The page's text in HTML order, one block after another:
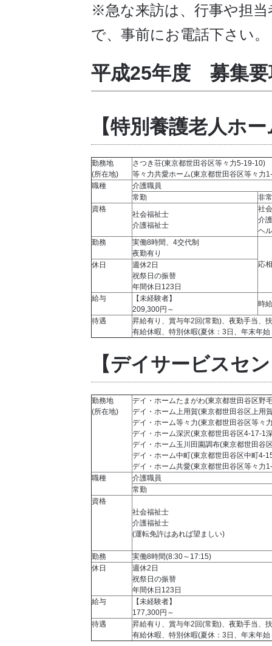
※急な来訪は、行事や担
で、事前にお電話下さい。
平成25年度 募集要
【特別養護老人ホ
勤務地
(所在地)
さつき荘(東京都世田谷区等々力5-19-10)
等々力共愛ホーム(東京都世田谷区等々力
職種
介護職員
常勤
非
資格
社会福祉士
介護福祉士
社
介
ヘ
勤務
実働8時間、4交代制
夜勤有り
応
休日
週休2日
祝祭日の振替
年間休日123日
給与
【未経験者】
209,300円～
時
待遇
昇給有り、賞与年2回(常勤)、夜勤手当、
有給休暇、特別休暇(夏休：3日、年末年
【デイサービスセ
勤務地
(所在地)
デイ・ホームたまがわ(東京都世田谷区野
デイ・ホーム上用賀(東京都世田谷区上用
デイ・ホーム等々力(東京都世田谷区等々
デイ・ホーム深沢(東京都世田谷区4-17-1
デイ・ホーム玉川田園調布(東京都世田谷
デイ・ホーム中町(東京都世田谷区中町4-
デイ・ホーム共愛(東京都世田谷区等々力
職種
介護職員
常勤
資格
社会福祉士
介護福祉士
(運転免許はあれば望ましい)
勤務
実働8時間(8:30～17:15)
休日
週休2日
祝祭日の振替
年間休日123日
給与
【未経験者】
177,300円～
待遇
昇給有り、賞与年2回(常勤)、夜勤手当、
有給休暇、特別休暇(夏休：3日、年末年